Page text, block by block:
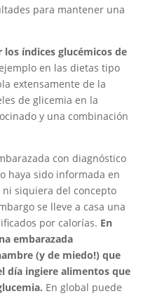
para mantener una
los índices glucémicos de
en las dietas tipo
extensamente de la
de glicemia en la
y una combinación
con diagnóstico
haya sido informada en
siquiera del concepto
se lleve a casa una
por calorías. En
embarazada
(y de miedo!) que
día ingiere alimentos que
En global puede